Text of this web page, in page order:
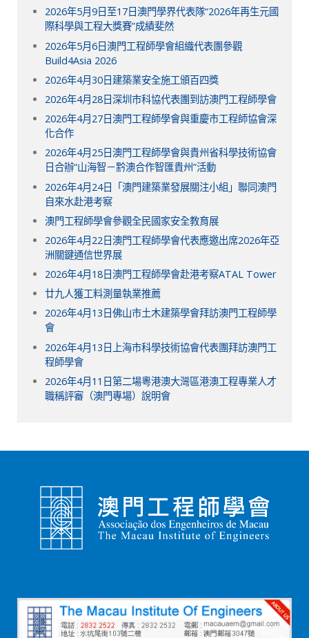
2026年5月9日至17日澳門學界代表隊“2026年再生元國
際科學與工程大獎賽”成績斐然
2026年5月6日澳門工程師學會組織代表團參觀
Build4Asia 2026
2026年4月30日建築業安全施工頒百四獎
2026年4月28日深圳市科協代表團到訪澳門工程師學會
2026年4月27日澳門工程師學會與重慶市工程師協會深
化合作
2026年4月25日澳門工程師學會與貴州省科學技術協會
日合辦“山海智－黔澳合作智匯貴州”活動
2026年4月24日「澳門建築業發展關注小組」聯同澳門
自來水赴港考察
澳門工程師學會參觀全民國家安全教育展
2026年4月22日澳門工程師學會代表應邀出席2026年亞
洲關鍵通信世界展
2026年4月18日澳門工程師學會赴港考察ATAL Tower
廿九人獲工料測量執業推薦
2026年4月13日佛山市土木建築學會拜訪澳門工程師學
會
2026年4月13日上海市科學技術協會代表團拜訪澳門工
程師學會
2026年4月11日第二場粵港澳大灣區港澳工程專業人才
職稱評審（澳門專場）說明會